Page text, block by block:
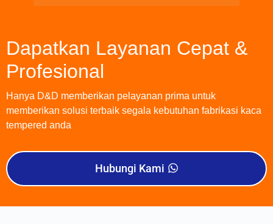
Dapatkan Layanan Cepat &
Profesional
Hanya D&D memberikan pelayanan prima untuk
memberikan solusi terbaik segala kebutuhan fabrikasi kaca
tempered anda
Hubungi Kami